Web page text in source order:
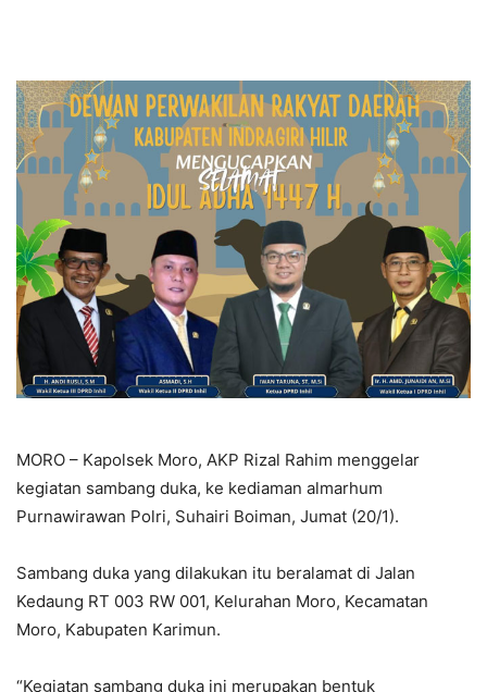
MORO – Kapolsek Moro, AKP Rizal Rahim menggelar
kegiatan sambang duka, ke kediaman almarhum
Purnawirawan Polri, Suhairi Boiman, Jumat (20/1).
Sambang duka yang dilakukan itu beralamat di Jalan
Kedaung RT 003 RW 001, Kelurahan Moro, Kecamatan
Moro, Kabupaten Karimun.
“Kegiatan sambang duka ini merupakan bentuk